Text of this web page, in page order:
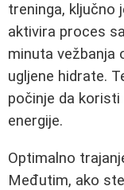
treninga, ključno
aktivira proces
minuta vežbanja
ugljene hidrate.
počinje da
energije.
Optimalno
Međutim, ako